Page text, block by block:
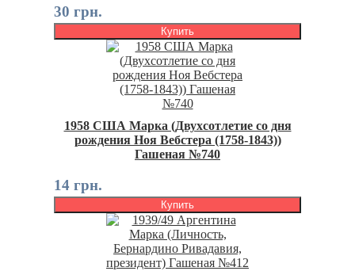
30 грн.
Купить
1958 США Марка (Двухсотлетие со дня
рождения Ноя Вебстера (1758-1843))
Гашеная №740
14 грн.
Купить